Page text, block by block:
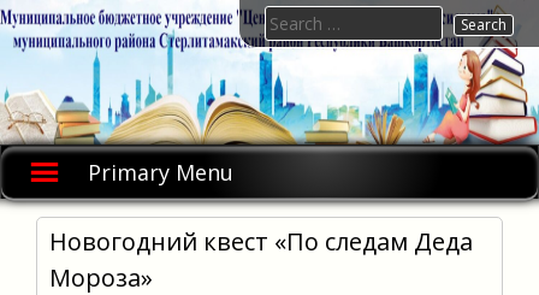
Skip
to
Primary Menu
Search
for:
Новогодний квест «По следам Деда
Мороза»